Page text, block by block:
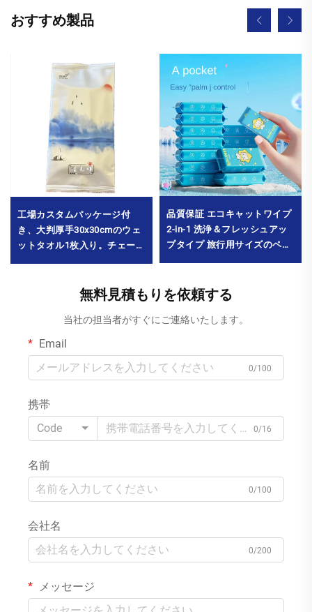
おすすめ製品
工場カスタムパッケージ付
き、大判厚手30x30cmのウェ
ットタオル1枚入り。チェーン
品質保証 エコキャットワイプ
2-in-1 洗浄＆フレッシュアッ
プタイプ 旅行用サイズのペッ
無料見積もりを依頼する
当社の担当者がすぐにご連絡いたします。
Email
0/100
携帯
Code
0/16
名前
0/100
会社名
0/200
メッセージ